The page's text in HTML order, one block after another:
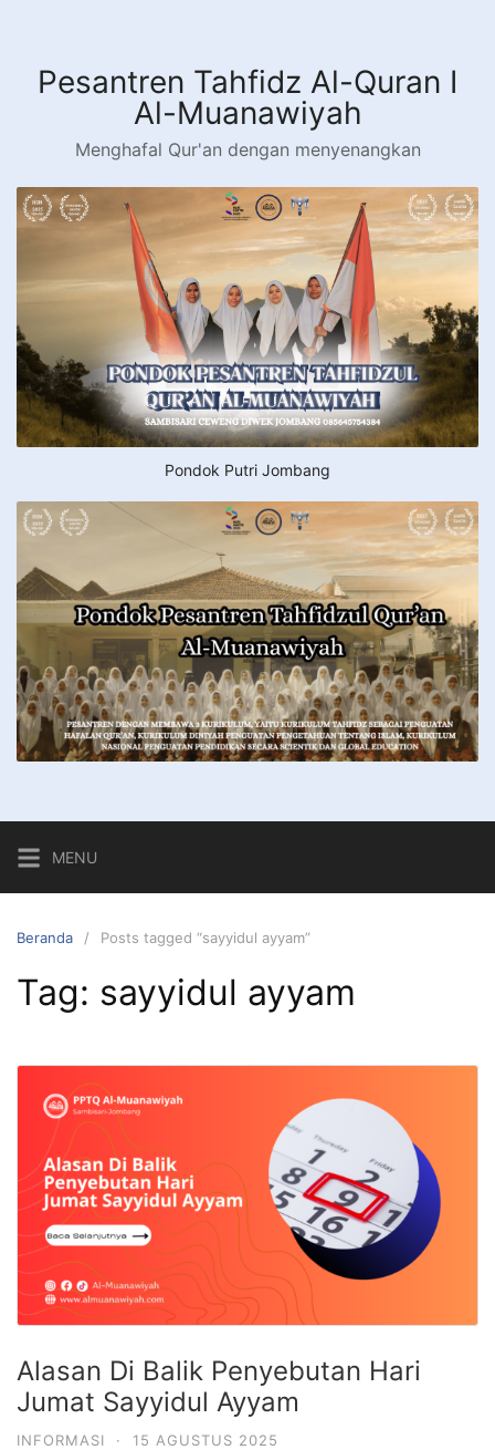
kontenPesantren Tahfidz Al-Quran I
Al-Muanawiyah
Menghafal Qur'an dengan menyenangkan
Pondok Putri Jombang
MENU
Beranda Posts tagged “sayyidul ayyam”
Tag: sayyidul ayyam
Alasan Di Balik Penyebutan Hari
Jumat Sayyidul Ayyam
INFORMASI · 15 AGUSTUS 2025